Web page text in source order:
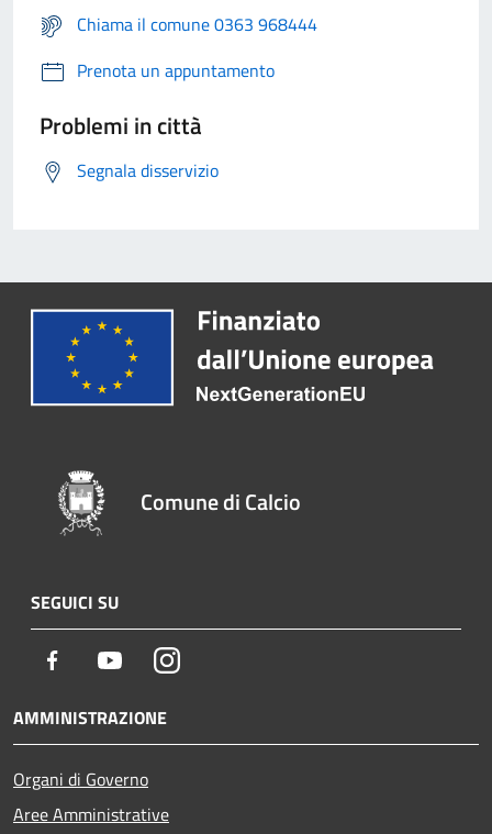
Chiama il comune 0363 968444
Prenota un appuntamento
Problemi in città
Segnala disservizio
Comune di Calcio
SEGUICI SU
Facebook YoutubeInstagram
AMMINISTRAZIONE
Organi di Governo
Aree Amministrative